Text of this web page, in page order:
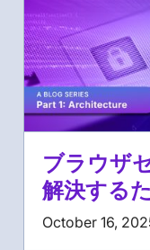
ブラウザ
解決する
October 16,